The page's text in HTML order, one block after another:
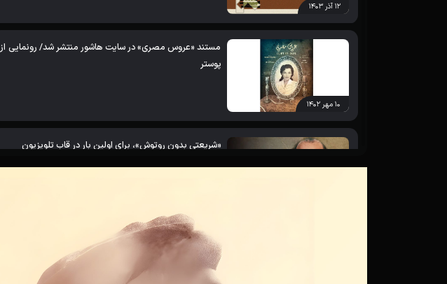
۱۲ آذر ۱۴۰۳
۱۰ مهر ۱۴۰۲
مستند «عروس مصری» در سایت هاشور منتشر شد/ رونمایی از
پوستر
«شریعتی بدون روتوش»، برای اولین بار در قاب تلویزیون
«ضیاء‌الدین» در جشنواره فیلم اشراق برگزیده شد